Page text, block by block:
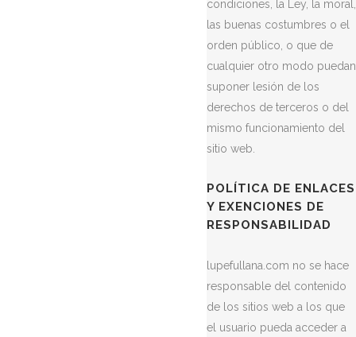
condiciones, la Ley, la moral,
las buenas costumbres o el
orden público, o que de
cualquier otro modo puedan
suponer lesión de los
derechos de terceros o del
mismo funcionamiento del
sitio web.
POLÍTICA DE ENLACES
Y EXENCIONES DE
RESPONSABILIDAD
lupefullana.com no se hace
responsable del contenido
de los sitios web a los que
el usuario pueda acceder a